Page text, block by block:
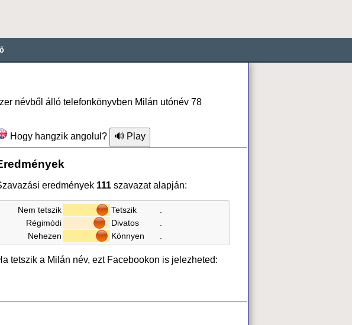
névből álló telefonkönyvben Milán utónév 78
Hogy hangzik angolul?
eredmények 111 szavazat alapján:
Nem tetszik Tetszik
Régimódi
Divatos
Nehezen
Könnyen
tetszik a Milán név, ezt Facebookon is jelezheted: